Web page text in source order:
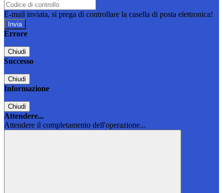
E-mail inviata, si prega di controllare la casella di posta elettronica!
Errore
Chiudi
Successo
Chiudi
Informazione
Chiudi
Attendere...
Attendere il completamento dell'operazione...